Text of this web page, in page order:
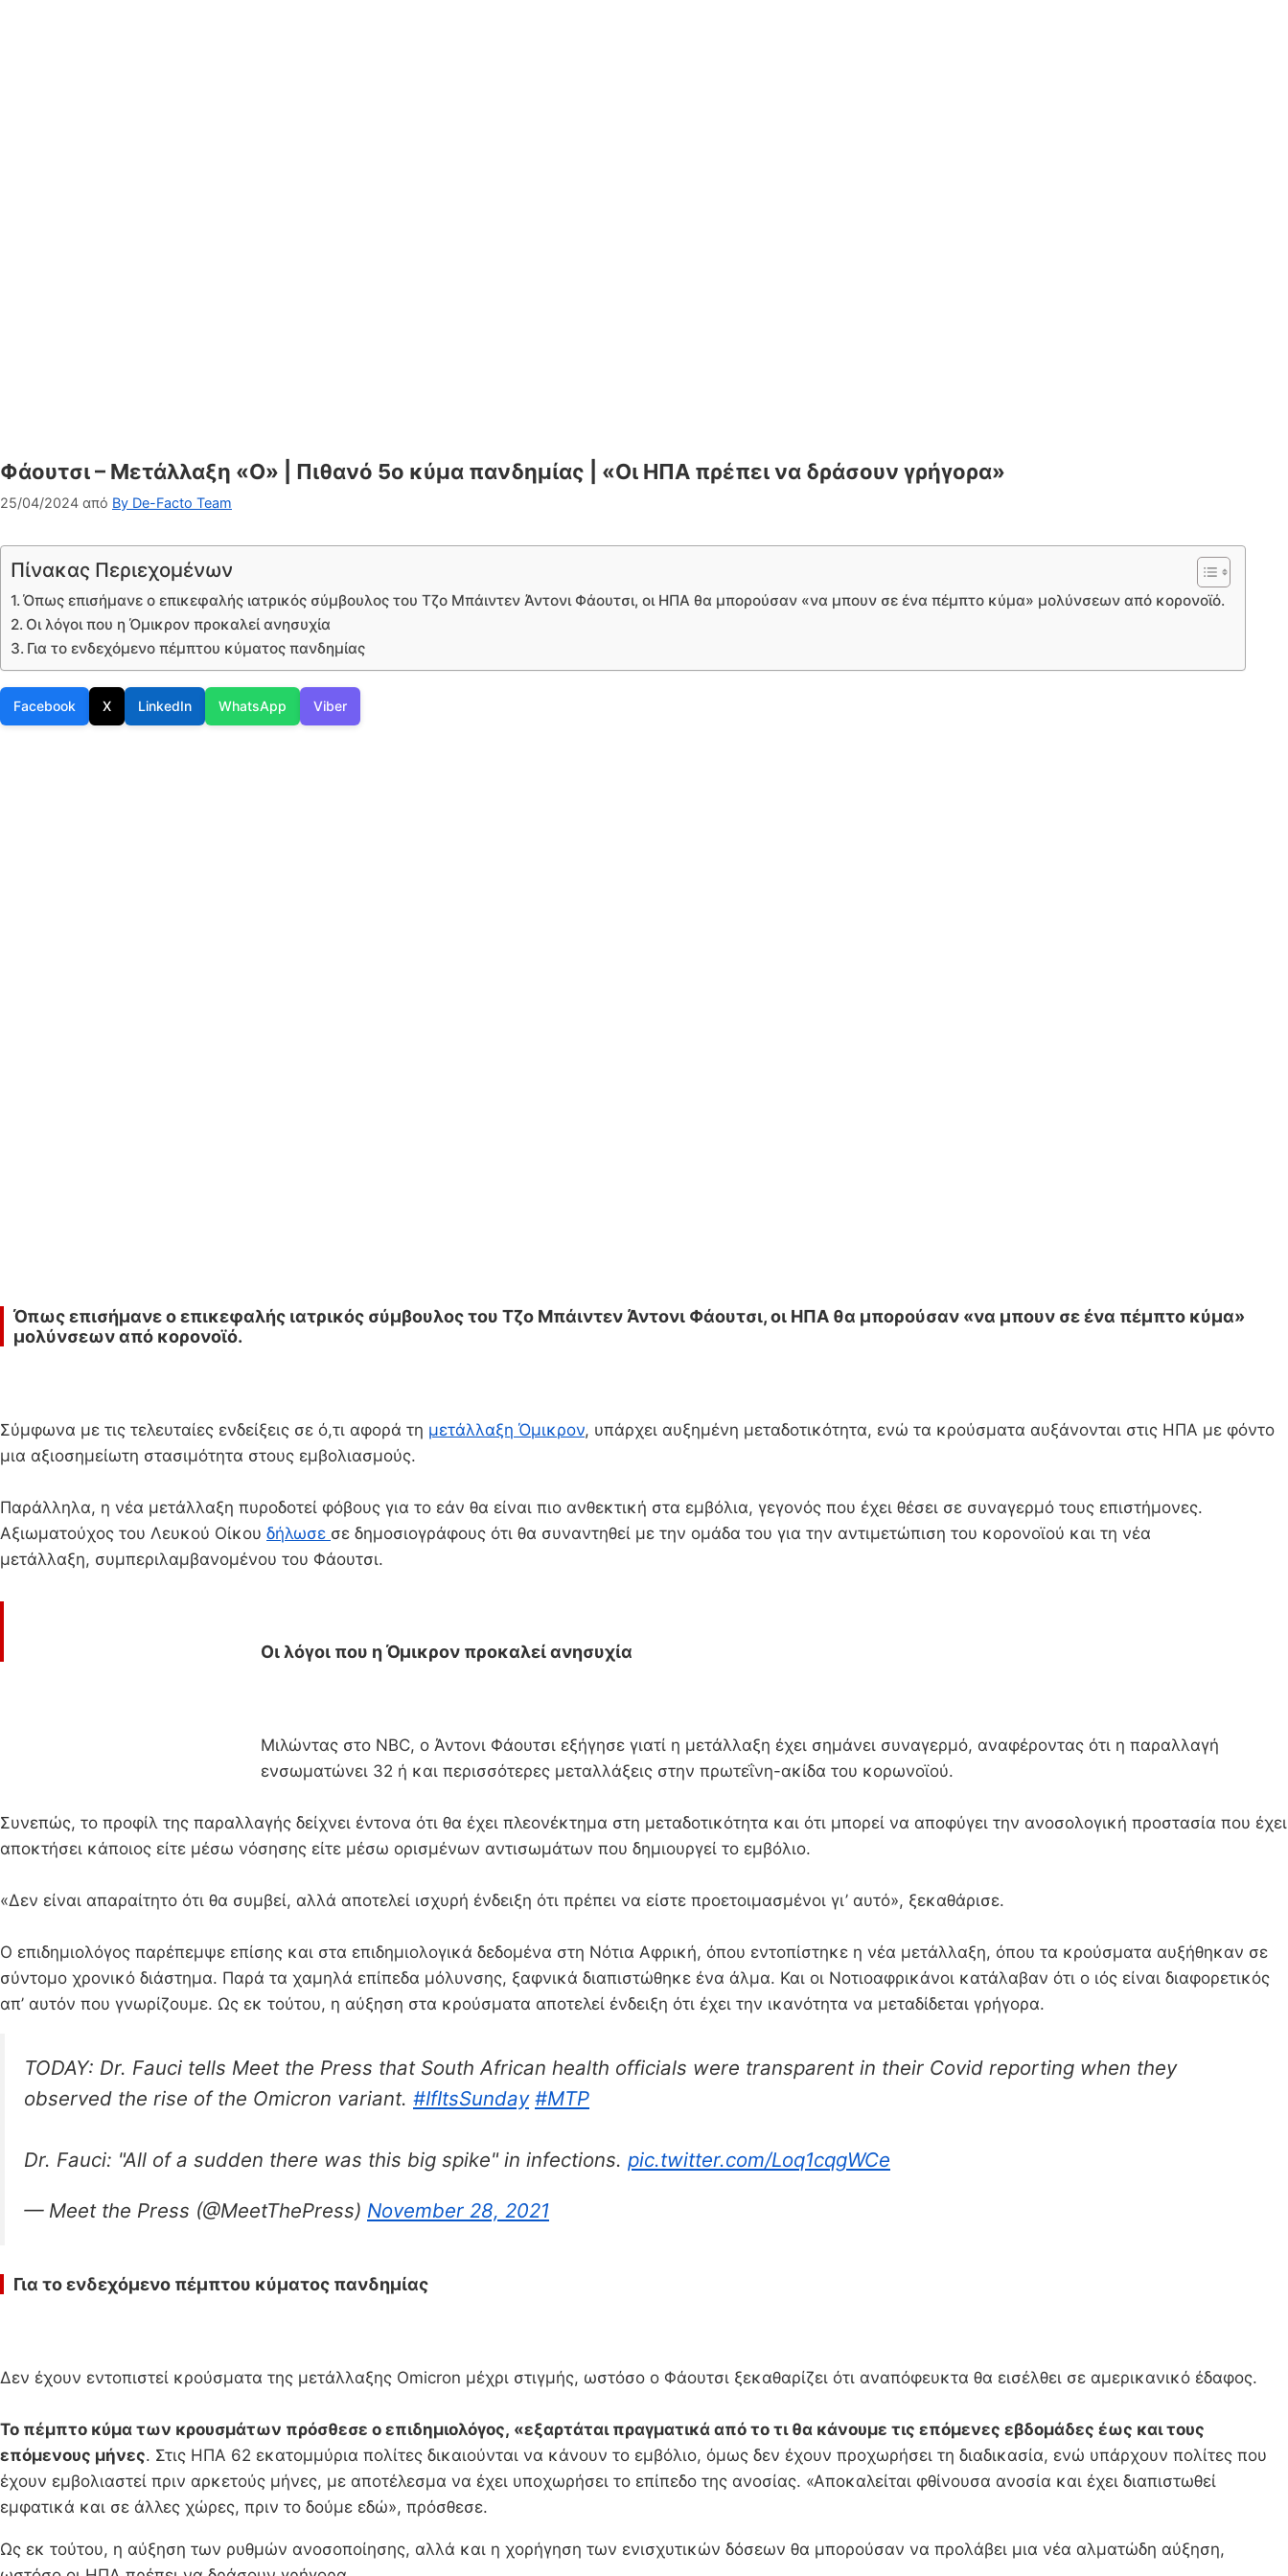
Φάουτσι – Μετάλλαξη «O» | Πιθανό 5ο κύμα πανδημίας | «Οι ΗΠΑ πρέπει να δράσουν γρήγορα»
25/04/2024 από By De-Facto Team
Πίνακας Περιεχομένων
Όπως επισήμανε ο επικεφαλής ιατρικός σύμβουλος του Τζο Μπάιντεν Άντονι Φάουτσι, οι ΗΠΑ θα μπορούσαν «να μπουν σε ένα πέμπτο κύμα» μολύνσεων από κορονοϊό.
Οι λόγοι που η Όμικρον προκαλεί ανησυχία
Για το ενδεχόμενο πέμπτου κύματος πανδημίας
Facebook X LinkedIn WhatsApp Viber
Όπως επισήμανε ο επικεφαλής ιατρικός σύμβουλος του Τζο Μπάιντεν Άντονι Φάουτσι, οι ΗΠΑ θα μπορούσαν «να μπουν σε ένα πέμπτο κύμα»
μολύνσεων από κορονοϊό.
Σύμφωνα με τις τελευταίες ενδείξεις σε ό,τι αφορά τη μετάλλαξη Όμικρον, υπάρχει αυξημένη μεταδοτικότητα, ενώ τα κρούσματα αυξάνονται στις ΗΠΑ με φόντο
μια αξιοσημείωτη στασιμότητα στους εμβολιασμούς.
Παράλληλα, η νέα μετάλλαξη πυροδοτεί φόβους για το εάν θα είναι πιο ανθεκτική στα εμβόλια, γεγονός που έχει θέσει σε συναγερμό τους επιστήμονες.
Αξιωματούχος του Λευκού Οίκου δήλωσε σε δημοσιογράφους ότι θα συναντηθεί με την ομάδα του για την αντιμετώπιση του κορονοϊού και τη νέα
μετάλλαξη, συμπεριλαμβανομένου του Φάουτσι.
Οι λόγοι που η Όμικρον προκαλεί ανησυχία
Μιλώντας στο NBC, ο Άντονι Φάουτσι εξήγησε γιατί η μετάλλαξη έχει σημάνει συναγερμό, αναφέροντας ότι η παραλλαγή
ενσωματώνει 32 ή και περισσότερες μεταλλάξεις στην πρωτεΐνη-ακίδα του κορωνοϊού.
Συνεπώς, το προφίλ της παραλλαγής δείχνει έντονα ότι θα έχει πλεονέκτημα στη μεταδοτικότητα και ότι μπορεί να αποφύγει την ανοσολογική προστασία που έχει
αποκτήσει κάποιος είτε μέσω νόσησης είτε μέσω ορισμένων αντισωμάτων που δημιουργεί το εμβόλιο.
«Δεν είναι απαραίτητο ότι θα συμβεί, αλλά αποτελεί ισχυρή ένδειξη ότι πρέπει να είστε προετοιμασμένοι γι’ αυτό», ξεκαθάρισε.
Ο επιδημιολόγος παρέπεμψε επίσης και στα επιδημιολογικά δεδομένα στη Νότια Αφρική, όπου εντοπίστηκε η νέα μετάλλαξη, όπου τα κρούσματα αυξήθηκαν σε
σύντομο χρονικό διάστημα. Παρά τα χαμηλά επίπεδα μόλυνσης, ξαφνικά διαπιστώθηκε ένα άλμα. Και οι Νοτιοαφρικάνοι κατάλαβαν ότι ο ιός είναι διαφορετικός
απ’ αυτόν που γνωρίζουμε. Ως εκ τούτου, η αύξηση στα κρούσματα αποτελεί ένδειξη ότι έχει την ικανότητα να μεταδίδεται γρήγορα.
TODAY: Dr. Fauci tells Meet the Press that South African health officials were transparent in their Covid reporting when they
observed the rise of the Omicron variant. #IfItsSunday #MTP
Dr. Fauci: "All of a sudden there was this big spike" in infections. pic.twitter.com/Loq1cqgWCe
— Meet the Press (@MeetThePress) November 28, 2021
Για το ενδεχόμενο πέμπτου κύματος πανδημίας
Δεν έχουν εντοπιστεί κρούσματα της μετάλλαξης Omicron μέχρι στιγμής, ωστόσο ο Φάουτσι ξεκαθαρίζει ότι αναπόφευκτα θα εισέλθει σε αμερικανικό έδαφος.
Το πέμπτο κύμα των κρουσμάτων πρόσθεσε ο επιδημιολόγος, «εξαρτάται πραγματικά από το τι θα κάνουμε τις επόμενες εβδομάδες έως και τους
επόμενους μήνες. Στις ΗΠΑ 62 εκατομμύρια πολίτες δικαιούνται να κάνουν το εμβόλιο, όμως δεν έχουν προχωρήσει τη διαδικασία, ενώ υπάρχουν πολίτες που
έχουν εμβολιαστεί πριν αρκετούς μήνες, με αποτέλεσμα να έχει υποχωρήσει το επίπεδο της ανοσίας. «Αποκαλείται φθίνουσα ανοσία και έχει διαπιστωθεί
εμφατικά και σε άλλες χώρες, πριν το δούμε εδώ», πρόσθεσε.
Ως εκ τούτου, η αύξηση των ρυθμών ανοσοποίησης, αλλά και η χορήγηση των ενισχυτικών δόσεων θα μπορούσαν να προλάβει μια νέα αλματώδη αύξηση,